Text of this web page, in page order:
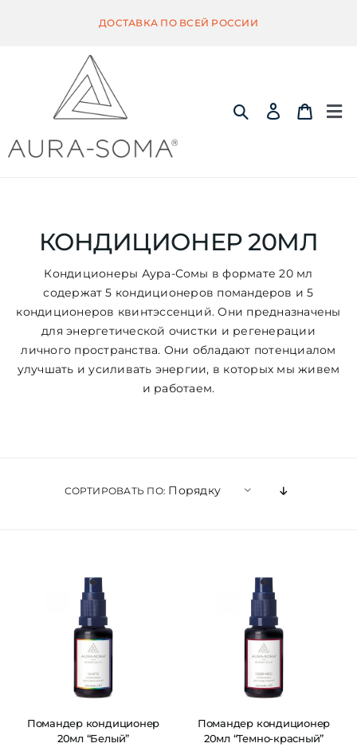
ДОСТАВКА ПО ВСЕЙ РОССИИ
ПОМАНДЕР
КВИНТЭССЕНЦИЯ
КОНДИЦИОНЕР
ПОЛНЫЕ КОМПЛЕКТЫ
КОНДИЦИОНЕР 20МЛ
Кондиционеры Аура-Сомы в формате 20 мл
содержат 5 кондиционеров помандеров и 5
кондиционеров квинтэссенций. Они предназначены
для энергетической очистки и регенерации
личного пространства. Они обладают потенциалом
улучшать и усиливать энергии, в которых мы живем
и работаем.
СОРТИРОВАТЬ ПО: Порядку
Помандер кондиционер
20мл “Белый”
Помандер кондиционер
20мл “Темно-красный”